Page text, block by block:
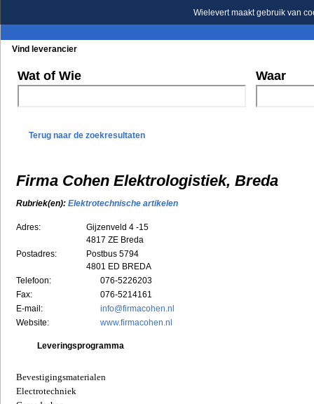
Wielevert maakt gebruik van
Vind leverancier
Wat of Wie Waar
Terug naar de zoekresultaten
Firma Cohen Elektrologistiek, Breda
Rubriek(en): Elektrotechnische artikelen
Adres:
Gijzenveld 4 -15
4817 ZE Breda
Postadres:
Postbus 5794
4801 ED BREDA
Telefoon:
076-5226203
Fax:
076-5214161
E-mail:
info@firmacohen.nl
Website:
www.firmacohen.nl
Leveringsprogramma
Bevestigingsmaterialen
Electrotechniek